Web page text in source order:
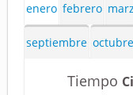
enero febrero
septiembre octubre
Tiempo